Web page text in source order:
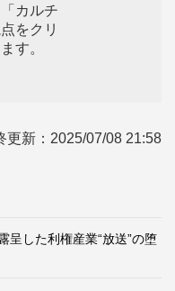
カルチ
をクリ
す。
更新： 2025/07/08 21:58
呈した利権産業“放送”の堕